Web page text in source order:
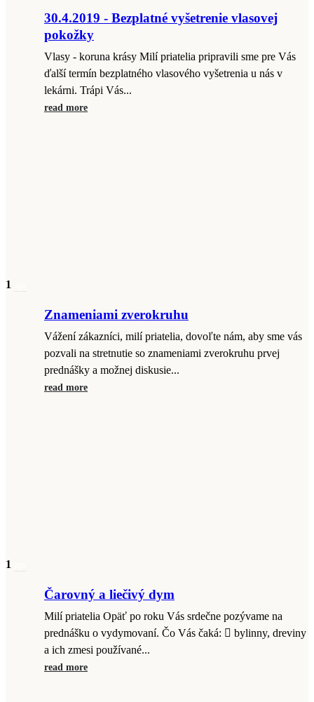
30.4.2019 - Bezplatné vyšetrenie vlasovej
pokožky
Vlasy - koruna krásy Milí priatelia pripravili sme pre Vás
ďalší termín bezplatného vlasového vyšetrenia u nás v
lekárni. Trápi Vás...
read more
1
Znameniami zverokruhu
Vážení zákazníci, milí priatelia, dovoľte nám, aby sme vás
pozvali na stretnutie so znameniami zverokruhu prvej
prednášky a možnej diskusie...
read more
1
Čarovný a liečivý dym
Milí priatelia Opäť po roku Vás srdečne pozývame na
prednášku o vydymovaní. Čo Vás čaká:  bylinny, dreviny
a ich zmesi používané...
read more